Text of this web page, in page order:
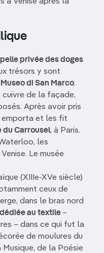
privée des doges
trésors y sont
Museo di San Marco.
cuivre de la façade,
Après avoir pris
emporta et les fit
du Carrousel, à Paris.
les
Le musée
(XIIIe-XVe siècle)
ceux de
dans le bras nord
au textile –
– dans ce qui fut la
de moulures du
de la Poésie